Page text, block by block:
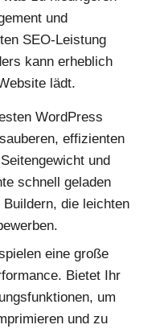
und
SEO-Leistung
kann erheblich
lädt.
WordPress
effizienten
und
schnell geladen
die leichten
eine große
Bietet Ihr
um
und zu